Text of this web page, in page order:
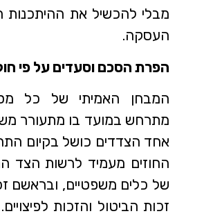
מבלי להכשיל את ההיתכנות
העסקה.
הפרת הסכם וסעדים על פי
המבחן האמיתי של כל
מתרחש במועד בו מתעורר
אחד הצדדים כושל בקיום
החוזים מעמיד לרשות הצד
של כלים משפטיים, ובראשם
זכות הביטול והזכות